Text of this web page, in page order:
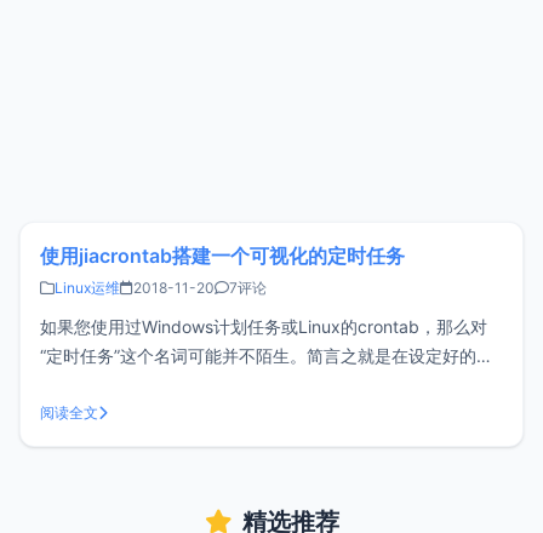
使用jiacrontab搭建一个可视化的定时任务
Linux运维 2018-11-20 7评论
如果您使用过Windows计划任务或Linux的crontab，那么对
“定时任务”这个名词可能并不陌生。简言之就是在设定好的时
Linux下的crontab需要通过命令行操作，有了jiacrontab就可
以通过WEB界面来创建计划任务，比直接使用c
阅读全文
精选推荐